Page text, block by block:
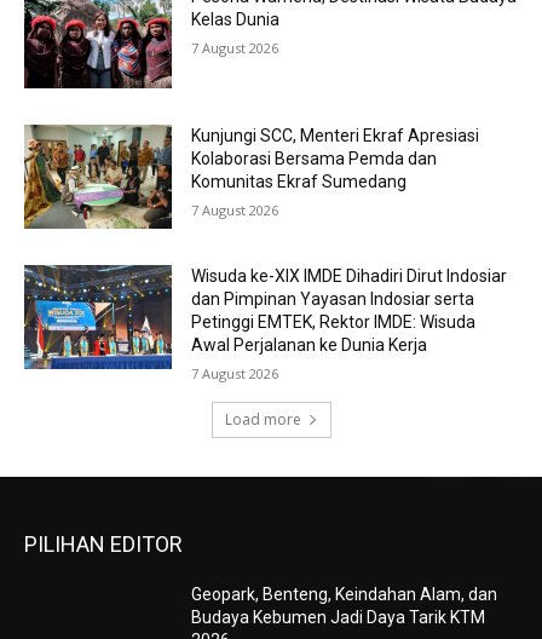
Kelas Dunia
7 August 2026
Kunjungi SCC, Menteri Ekraf Apresiasi
Kolaborasi Bersama Pemda dan
Komunitas Ekraf Sumedang
7 August 2026
Wisuda ke-XIX IMDE Dihadiri Dirut Indosiar
dan Pimpinan Yayasan Indosiar serta
Petinggi EMTEK, Rektor IMDE: Wisuda
Awal Perjalanan ke Dunia Kerja
7 August 2026
Load more
PILIHAN EDITOR
Geopark, Benteng, Keindahan Alam, dan
Budaya Kebumen Jadi Daya Tarik KTM